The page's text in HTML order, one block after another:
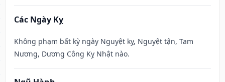
Các Ngày Kỵ
Không phạm bất kỳ ngày Nguyệt kỵ, Nguyệt tận, Tam
Nương, Dương Công Kỵ Nhật nào.